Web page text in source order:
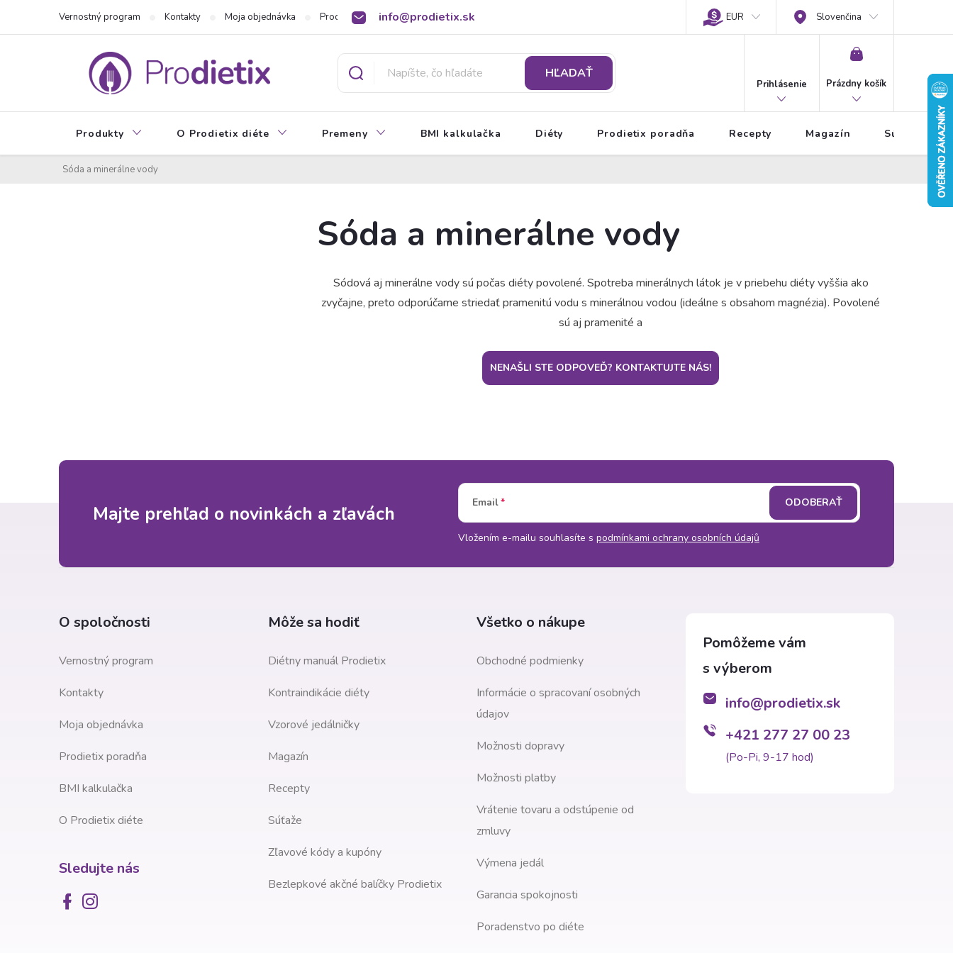
info@prodietix.sk
Vernostný program Kontakty Moja objednávka Prodietix poradňa BMI kalkulačka EUR Slovenčina
HĽADAŤ
Prihlásenie
NÁKUPNÝ
Prázdny košík
Produkty O Prodietix diéte Premeny BMI kalkulačka Diéty Prodietix poradňa Recepty Magazín Súťaže
Sóda a minerálne vody
Sóda a minerálne vody
Sódová aj minerálne vody sú počas diéty povolené. Spotreba minerálnych látok je v priebehu diéty vyššia ako
zvyčajne, preto odporúčame striedať pramenitú vodu s minerálnou vodou (ideálne s obsahom magnézia). Povolené
sú aj pramenité a
NENAŠLI STE ODPOVEĎ? KONTAKTUJTE NÁS!
Majte prehľad o novinkách a zľavách Email
Vložením e-mailu souhlasíte s podmínkami ochrany osobních údajů
ODOBERAŤ
O spoločnosti
Vernostný program
Kontakty
Moja objednávka
Prodietix poradňa
BMI kalkulačka
O Prodietix diéte
Sledujte nás
Môže sa hodiť
Diétny manuál Prodietix
Kontraindikácie diéty
Vzorové jedálničky
Magazín
Recepty
Súťaže
Zľavové kódy a kupóny
Bezlepkové akčné balíčky Prodietix
Všetko o nákupe
Obchodné podmienky
Informácie o spracovaní osobných
údajov
Možnosti dopravy
Možnosti platby
Vrátenie tovaru a odstúpenie od
zmluvy
Výmena jedál
Garancia spokojnosti
Poradenstvo po diéte
info@prodietix.sk
+421 277 27 00 23
(Po-Pi, 9-17 hod)